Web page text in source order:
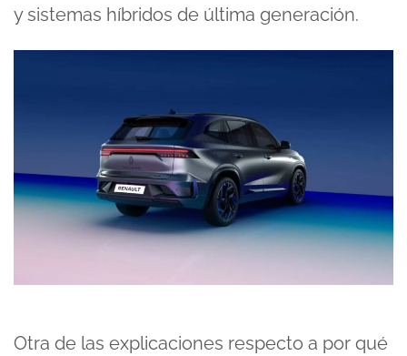
y sistemas híbridos de última generación.
Otra de las explicaciones respecto a por qué